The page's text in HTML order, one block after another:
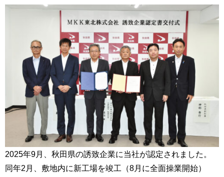
2025年9月、秋田県の誘致企業に当社が認定されました。
同年2月、敷地内に新工場を竣工（8月に全面操業開始）